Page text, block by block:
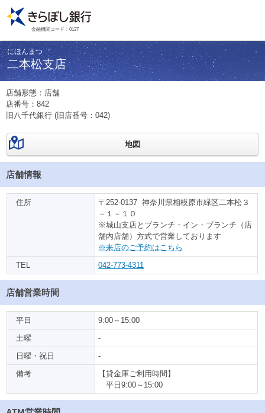
金融機関コード：0137
にほんまつ
二本松支店
店舗形態：店舗
店番号： 842
旧八千代銀行 (旧店番号：042)
地図
店舗情報
住所
〒252-0137 神奈川県相模原市緑区二本松３
－１－１０
※城山支店とブランチ・イン・ブランチ（店
舗内店舗）方式で営業しております
※来店のご予約はこちら
TEL
042-773-4311
店舗営業時間
平日
9:00～15:00
土曜
-
日曜・祝日
-
備考
【貸金庫ご利用時間】
平日9:00～15:00